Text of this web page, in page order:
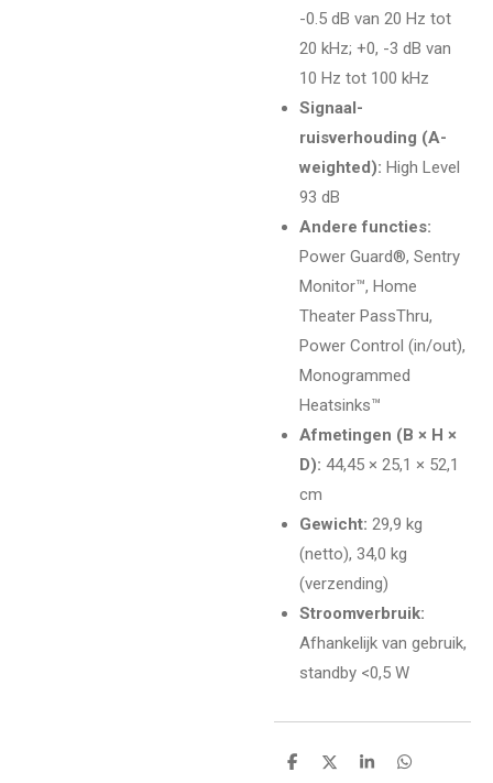
-0.5 dB van 20 Hz tot
20 kHz; +0, -3 dB van
10 Hz tot 100 kHz
Signaal-
ruisverhouding (A-
weighted): High Level
93 dB
Andere functies:
Power Guard®, Sentry
Monitor™, Home
Theater PassThru,
Power Control (in/out),
Monogrammed
Heatsinks™
Afmetingen (B × H ×
D): 44,45 × 25,1 × 52,1
cm
Gewicht: 29,9 kg
(netto), 34,0 kg
(verzending)
Stroomverbruik:
Afhankelijk van gebruik,
standby <0,5 W
D
D
S
D